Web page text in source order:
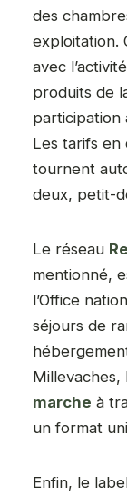
des
exploitation.
avec
produits de
participation
Les tarifs en
tournent
deux, petit-
Le réseau
mentionné,
l’Office
séjours de
marche à
un format
Enfin, le